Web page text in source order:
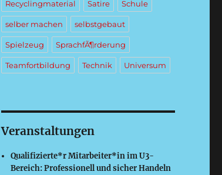
Recyclingmaterial Satire Schule
selber machen selbstgebaut
Spielzeug SprachfÃ¶rderung
Teamfortbildung Technik Universum
Veranstaltungen
Qualifizierte*r Mitarbeiter*in im U3-
Bereich: Professionell und sicher Handeln